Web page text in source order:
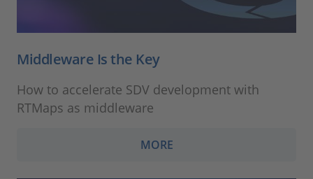
Middleware Is the Key
How to accelerate SDV development with
RTMaps as middleware
MORE